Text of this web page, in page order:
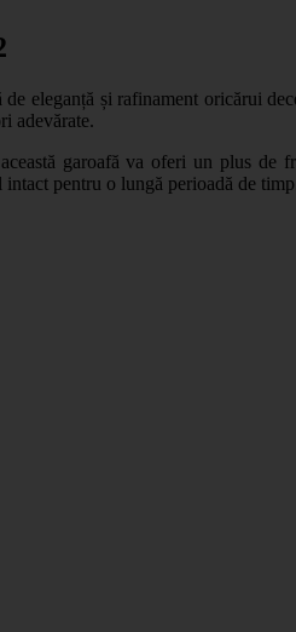
de eleganță și rafinament oricărui
adevărate.
garoafă va oferi un plus de
pentru o lungă perioadă de